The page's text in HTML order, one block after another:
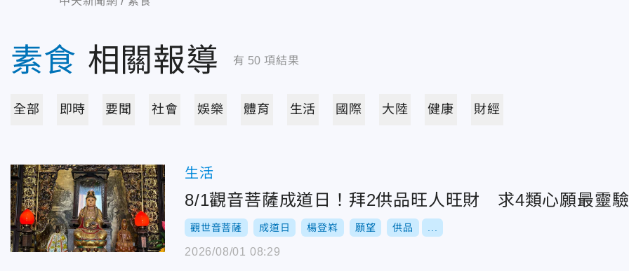
素食 相關報導 有 50 項結果
全部 即時 要聞 社會 娛樂 體育 生活 國際 大陸 健康 財經
生活
8/1觀音菩薩成道日！拜2供品旺人旺財 求4類心願最靈驗
觀世音菩薩 成道日 楊登嵙 願望 供品
2026/08/01 08:29